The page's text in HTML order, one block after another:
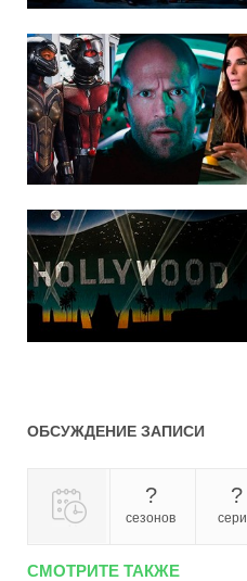
ОБСУЖДЕНИЕ ЗАПИСИ
?
сезонов
?
СМОТРИТЕ ТАКЖЕ